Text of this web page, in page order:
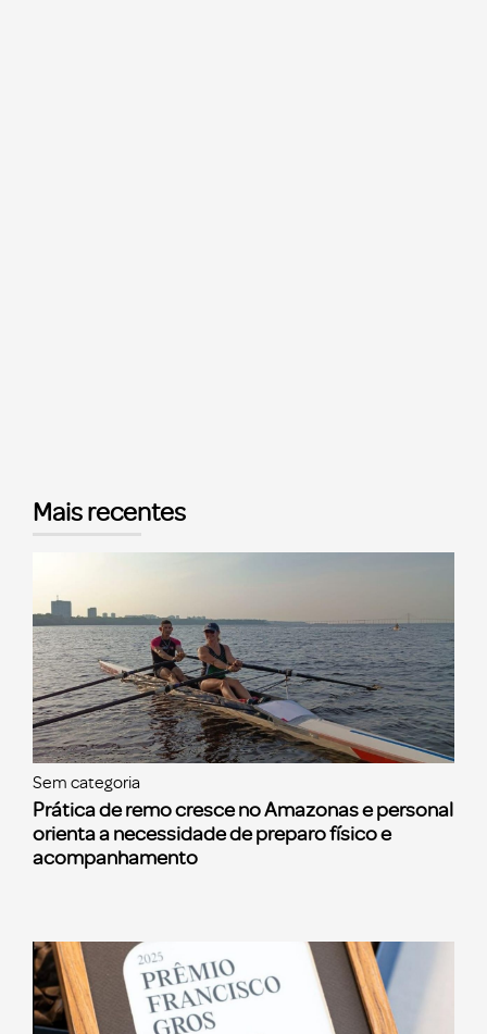
Mais recentes
Sem categoria
Prática de remo cresce no Amazonas e personal
orienta a necessidade de preparo físico e
acompanhamento